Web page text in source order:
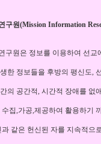
구원(Mission Information
구원은 정보를 이용하여 선
한 정보들을 후방의 평신도,
의 공간적, 시간적 장애를 없
집,가공,제공하여 활용하기
같은 헌신된 자를 지속적으